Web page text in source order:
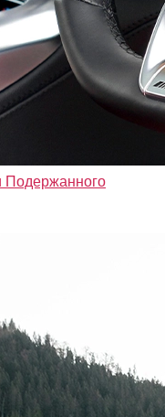
Подержанного